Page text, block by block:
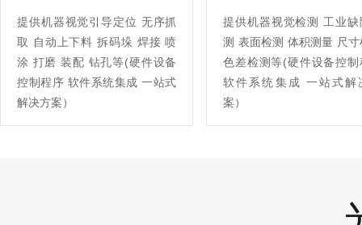
提供机器视觉引导定位 无序抓
取 自动上下料 拆码垛 焊接 喷
涂 打磨 装配 钻孔等(硬件设备
控制程序 软件系统集成 一站式
解决方案）
提供机器视觉检测 工业缺
测 表面检测 体积测量 尺寸
色差检测等(硬件设备控制
软件系统集成 一站式解
案）